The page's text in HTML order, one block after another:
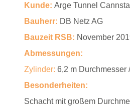
Kunde: Arge Tunnel
Bauherr: DB Netz AG
Bauzeit RSB: November
Abmessungen:
Zylinder: 6,2 m Durchmesser
Besonderheiten:
Schacht mit großem